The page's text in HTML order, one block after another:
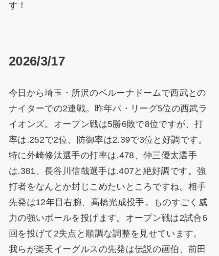
す！
2026/3/17
今日から埼玉・所沢のベルーナドームで西武との
ナイターでの2連戦。昨年パ・リーグ5位の西武ラ
イオンズ。オープン戦は5勝6敗で8位ですが、打
率は.252で2位、防御率は2.39で3位と好調です。
特に外崎修汰選手の打率は.478、仲三優太選手
は.381、長谷川信哉選手は.407と絶好調です。強
打者をなんとか封じこめたいところですね。相手
先発は12年目右腕、髙橋光成投手。ものすごく威
力の強いボールを投げます。オープン戦は2試合6
回を投げて2失点と順調な調整を見せています。
我らが楽天イーグルスの先発は伝説の画伯、前田